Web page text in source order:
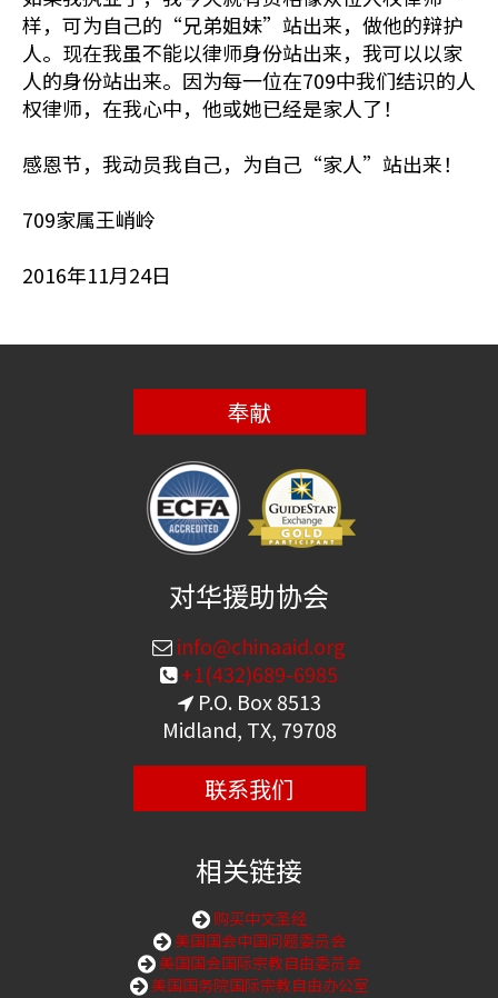
样，可为自己的“兄弟姐妹”站出来，做他的辩护
人。现在我虽不能以律师身份站出来，我可以以家
人的身份站出来。因为每一位在709中我们结识的人
权律师，在我心中，他或她已经是家人了！
感恩节，我动员我自己，为自己“家人”站出来！
709家属王峭岭
2016年11月24日
奉献
对华援助协会
info@chinaaid.org
+1(432)689-6985
P.O. Box 8513
Midland, TX, 79708
联系我们
相关链接
购买中文圣经
美国国会中国问题委员会
美国国会国际宗教自由委员会
美国国务院国际宗教自由办公室